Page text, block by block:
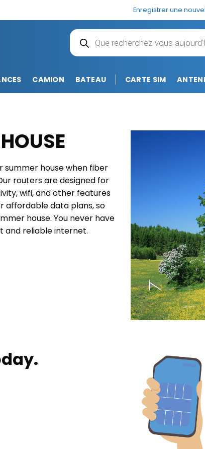
Enregistrer une
Recherche
de
produits
CAMION BATEAU CARTE SIM
summer house when fiber
routers are designed for
wifi, and other features
affordable data plans, so
house. You never have
and reliable internet.